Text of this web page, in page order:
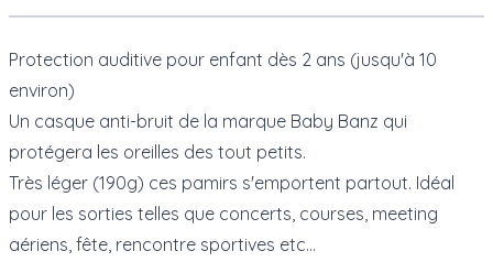
Protection auditive pour enfant dès 2 ans (jusqu'à 10
environ)
Un casque anti-bruit de la marque Baby Banz qui
protégera les oreilles des tout petits.
Très léger (190g) ces pamirs s'emportent partout. Idéal
pour les sorties telles que concerts, courses, meeting
aériens, fête, rencontre sportives etc...